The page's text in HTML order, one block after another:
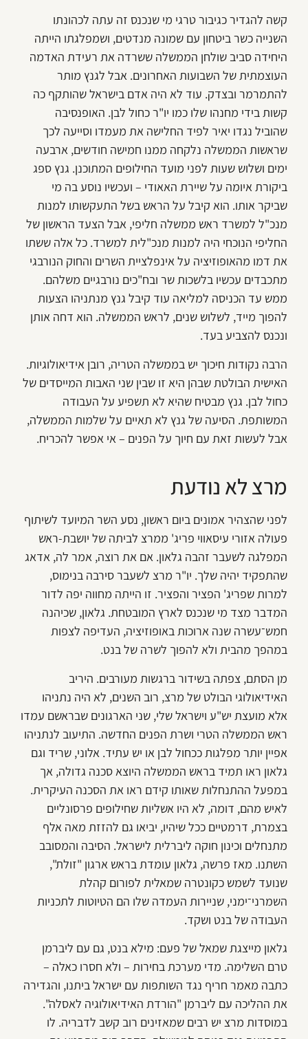
קשה להגדיר כגיבור טרגי מי שנכנס זה עתה לכהונתו
השנייה כשר ביטחון עם שמונה מנדטים, ושמפלגתו הייתה
היחידה סביב שולחן הממשלה ששרדה את רעידת האדמה
העוצמתית של השבועות האחרונים. אבל לגנץ מותר
להתמרמר ובצדק. עוד לא היה אדם בישראל שהותקף כה
קשות בידי מחנהו שלו כמו יו"ר כחול לבן. האופנסיבה
שהוביל נגדו יאיר לפיד החלישה את מעמדו וסייעה לכך
שראשות הממשלה נלקחה ממנו חמישה חודשים, ארבעה
ימים ושלוש שעות לפני מועד החילופים המתוכנן. גנץ ספג
ביקורת איומה על שיירת האאודי – ועכשיו נוסע בה מי
שביקר אותו. הוא קיבל על הראש בשל התעקשותו למנות
מנכ"ל למשרד ראש ממשלה חליפי, אבל הצעד הראשון של
החליפי הנוכחי היה למנות מנכ"לית למשרד. כל אלה ששתו
את דמו מהאופוזיציה על אינפלציית השרים והחוק הנורבגי
מתכבדים עכשיו בלשכות שר ובח"כים נורבגיים משלהם.
ממש עד הכניסה למליאה עוד קיבל גנץ מנתניהו הצעות
להפוך מייד, לשלוש שנים, לראש הממשלה. הוא דחה אותן
ונכנס להצביע בעד.
הרבה נקודות חיכוך יש בממשלה הטריה, רובן אידיאולוגיות.
האישית הבולטת שבהן היא זו שבין שני האבות המייסדים של
כחול לבן. גנץ מבטיח שהיא לא תשפיע על העבודה
המשותפת. הסיעה של גנץ לא תאיים על שלמות הממשלה,
אבל לעשות זאת עם חיוך על הפנים – אי אפשר להכריח.
מרצ לא נודעת
לפני שהצהיר אמונים ביום ראשון, נסע השר המיועד לשיתוף
פעולה אזורי עיסאווי פריג' ממרצ לביתה של יושבת-ראש
המפלגה לשעבר זהבה גלאון. אם את רוצה, אמר לה, אדאג
שהתפקיד יהיה שלך. יו"ר מרצ לשעבר סירבה בנימוס,
למרות שפריג' הפציר והפציר. זו הייתה מחווה יפה לדור
המדבר מצד מי שנכנס לארץ המובטחת. גלאון, שכיהנה
חמש־עשרה שנה ארוכות באופוזיציה, העדיפה לצפות
במהפך מהבית ולא להפוך לשרה של בנט.
מן הסתם, צפתה בשידור ברגשות מעורבים. היריב
האידיאולוגי הבולט של מרצ, רוב השנים, לא היה נתניהו
אלא מועצת יש"ע וישראל שלי, שני הארגונים שבראשם עמדו
ראש הממשלה הטרי ושרת הפנים החדשה. התיעוב לנתניהו
אפיין יותר מפלגות ככחול לבן או יש עתיד. אלוני, שריד וגם
גלאון ראו תמיד בראש הממשלה היוצא סכנה גדולה, אך
במפעל ההתנחלות שאותו קידם ראו את הסכנה העיקרית.
לאיש מהם, דומה, לא היו אשליות שחילופים פרסונליים
בצמרת, דרמטיים ככל שיהיו, יביאו גם להזזת מאה אלף
מתנחלים וכינון חוקה ליברלית לישראל. הסיבה והמסובב
השתנו. מאז פרשה, גלאון עומדת בראש ארגון "זולת",
שנועד לשמש כקונטרה שמאלית לפורום קהלת
השמרני־ימני, שניירות העמדה שלו הם הטיוטות לתכניות
העבודה של בנט ושקד.
גלאון מייצגת שמאל של פעם: מילא בנט, גם עם ליברמן
טרם השלימה. מדי מערכת בחירות – ולא חסרו כאלה –
כתבה מאמר חריף נגד השותפות עם ישראל ביתנו, והגדירה
את ההליכה עם ליברמן "הורדת האידיאולוגיה לאסלה".
במוסדות מרצ יש רבים שמאזינים רוב קשב לדבריה. לו